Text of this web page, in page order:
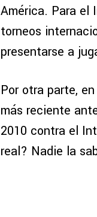
América. Para el
torneos
presentarse a
Por otra parte,
más reciente
2010 contra el
real? Nadie la